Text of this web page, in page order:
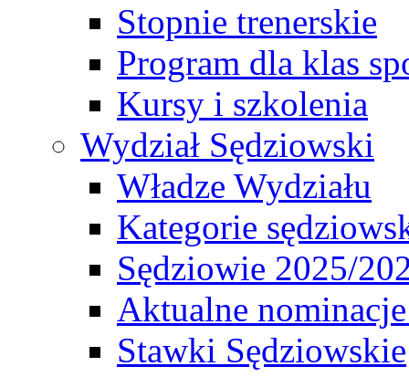
Stopnie trenerskie
Program dla klas
Kursy i szkolenia
Wydział Sędziowski
Władze Wydziału
Kategorie
Sędziowie 2025/
Aktualne
Stawki Sędziowskie